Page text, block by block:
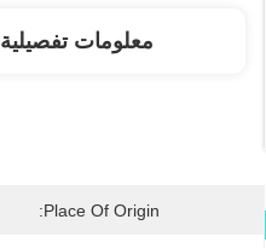
معلومات تفصيلية
Place Of Origin: